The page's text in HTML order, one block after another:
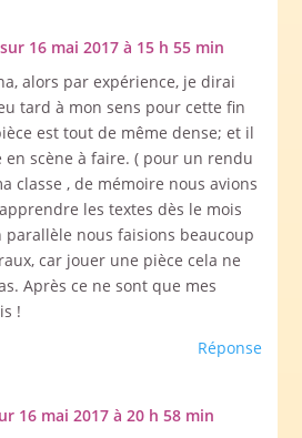
sur 16 mai 2017 à 15 h 55 min
alors par expérience, je dirai
tard à mon sens pour cette fin
est tout de même dense; et il
en scène à faire. ( pour un rendu
classe , de mémoire nous avions
les textes dès le mois
parallèle nous faisions beaucoup
car jouer une pièce cela ne
Après ce ne sont que mes
!
Réponse
16 mai 2017 à 20 h 58 min